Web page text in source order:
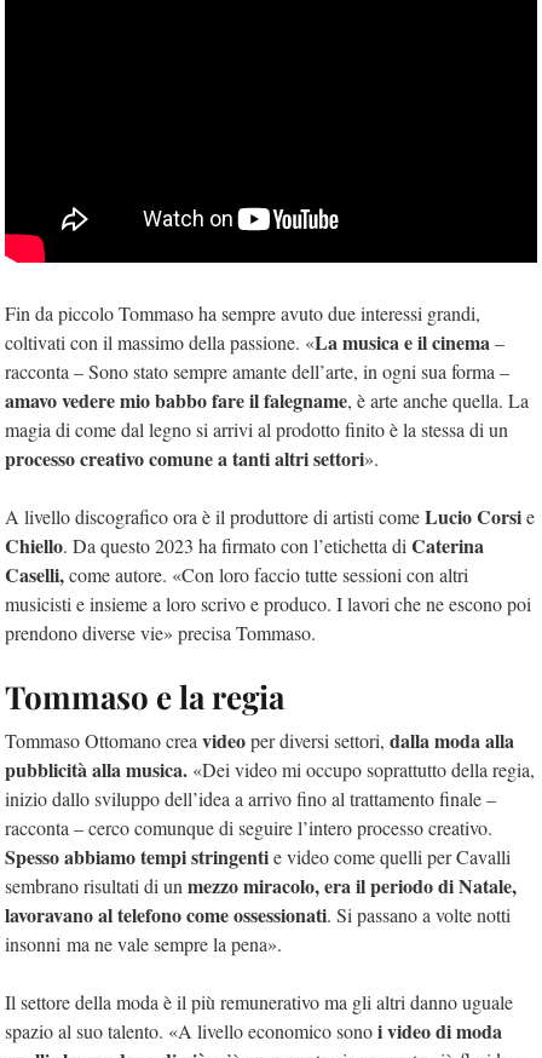
Fin da piccolo Tommaso ha sempre avuto due interessi grandi,
coltivati con il massimo della passione. «La musica e il cinema–
racconta – Sono stato sempre amante dell’arte, in ogni sua forma –
amavo vedere mio babbo fare il falegname, è arte anche quella. La
magia di come dal legno si arrivi al prodotto finito è la stessa di un
processo creativo comune a tanti altri settori».
A livello discografico ora è il produttore di artisti comeLucio Corsie
Chiello. Da questo 2023 ha firmato con l’etichetta di Caterina
Caselli,come autore. «Con loro faccio tutte sessioni con altri
musicisti e insieme a loro scrivo e produco. I lavori che ne escono poi
prendono diverse vie» precisa Tommaso.
Tommaso e la regia
Tommaso Ottomano crea videoper diversi settori, dalla moda alla
pubblicità alla musica. «Dei video mi occupo soprattutto della regia,
inizio dallo sviluppo dell’idea a arrivo fino al trattamento finale –
racconta – cerco comunque di seguire l’intero processo creativo.
Spesso abbiamo tempi stringentie video come quelli per Cavalli
sembrano risultati di un mezzo miracolo, era il periodo di Natale,
lavoravano al telefono come ossessionati. Si passano a volte notti
insonni ma ne vale sempre la pena».
Il settore della moda è il più remunerativo ma gli altri danno uguale
spazio al suo talento. «A livello economico sonoi video di moda